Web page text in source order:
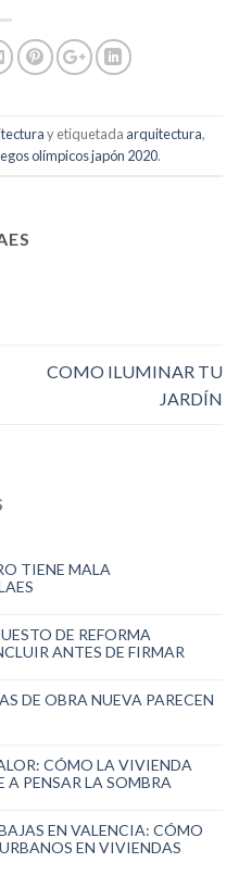
y etiquetada arquitectura,
olímpicos japón 2020.
COMO ILUMINAR TU
JARDÍN
TIENE MALA
DE REFORMA
ANTES DE FIRMAR
DE OBRA NUEVA PARECEN
CÓMO LA VIVIENDA
A PENSAR LA SOMBRA
EN VALENCIA: CÓMO
EN VIVIENDAS